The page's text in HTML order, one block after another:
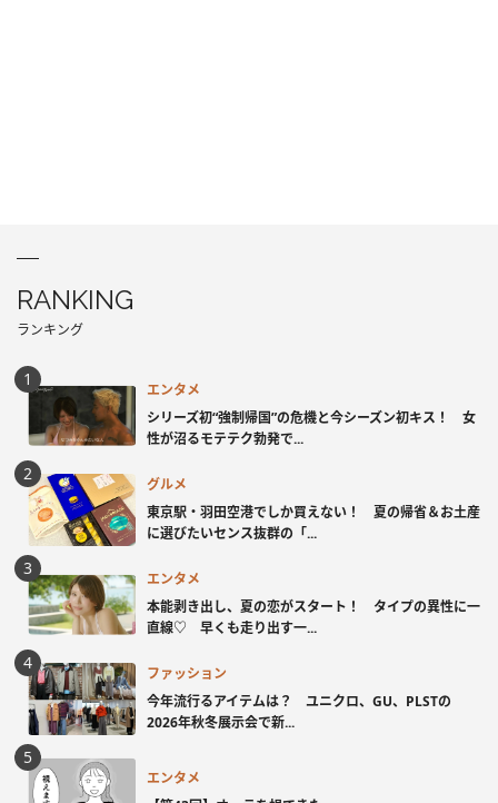
RANKING
ランキング
エンタメ
シリーズ初“強制帰国”の危機と今シーズン初キス！ 女
性が沼るモテテク勃発で...
グルメ
東京駅・羽田空港でしか買えない！ 夏の帰省＆お土産
に選びたいセンス抜群の「...
エンタメ
本能剥き出し、夏の恋がスタート！ タイプの異性に一
直線♡ 早くも走り出す一...
ファッション
今年流行るアイテムは？ ユニクロ、GU、PLSTの
2026年秋冬展示会で新...
エンタメ